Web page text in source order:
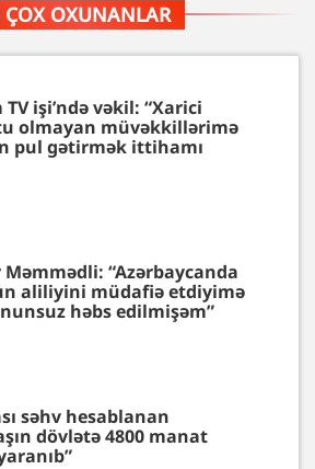
OXUNANLAR
TV işi’ndə vəkil: “Xarici
olmayan müvəkkillərimə
pul gətirmək ittihamı
“Azərbaycanda
aliliyini müdafiə etdiyimə
həbs edilmişəm”
səhv hesablanan
dövlətə 4800 manat